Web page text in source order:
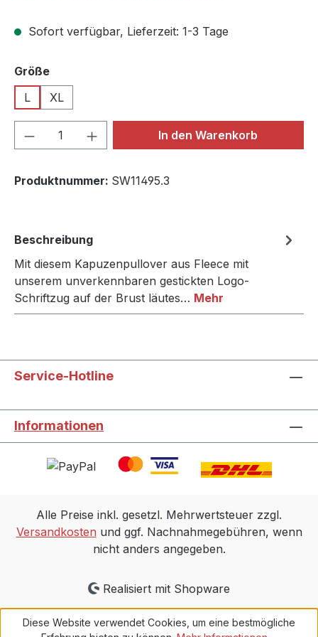
Sofort verfügbar, Lieferzeit: 1-3 Tage
Größeauswählen
L
XL
Produkt Anzahl: Gib denIn den Warenkorb
Produktnummer: SW11495.3
Beschreibung
Mit diesem Kapuzenpullover aus Fleece mit
unserem unverkennbaren gestickten Logo-
Schriftzug auf der Brust läutes… Mehr
Service-Hotline
Informationen
Alle Preise inkl. gesetzl. Mehrwertsteuer zzgl.
Versandkosten und ggf. Nachnahmegebühren, wenn
nicht anders angegeben.
Realisiert mit Shopware
Diese Website verwendet Cookies, um eine bestmögliche